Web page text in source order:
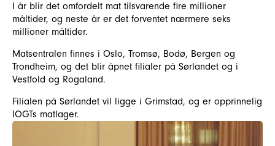
I år blir det omfordelt mat tilsvarende fire millioner
måltider, og neste år er det forventet nærmere seks
millioner måltider.
Matsentralen finnes i Oslo, Tromsø, Bodø, Bergen og
Trondheim, og det blir åpnet filialer på Sørlandet og i
Vestfold og Rogaland.
Filialen på Sørlandet vil ligge i Grimstad, og er opprinnelig
IOGTs matlager.